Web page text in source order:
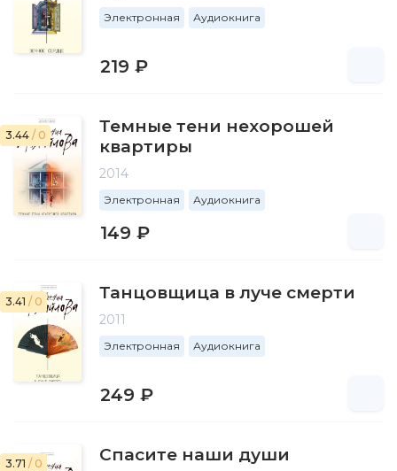
Электронная Аудиокнига
219 ₽
3.44 / 0
Темные тени нехорошей
квартиры
2014
Электронная Аудиокнига
149 ₽
3.41 / 0 Танцовщица в луче смерти
2011
Электронная Аудиокнига
249 ₽
3.71 / 0 Спасите наши души